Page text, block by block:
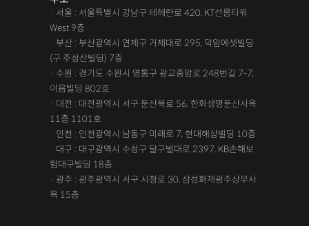
· 서울 : 서울특별시 강남구 테헤란로 420, KT선릉타워
West 9층
· 부산 : 부산광역시 연제구 거제대로 295, 덕암에셋빌딩
(구 주성산빌딩) 7층
· 수원 : 경기도 수원시 영통구 광교중앙로 248번길 7-7,
이음빌딩 802호
· 대전 : 대전광역시 서구 둔산북로 56, 한화생명둔산사옥
11층 1101호
· 인천 : 인천광역시 남동구 미래로 7, 현대해상빌딩 10층
· 대구 : 대구광역시 수성구 달구벌대로 2397, KB손해보
험대구빌딩 18층
· 광주 : 광주광역시 서구 시청로 30, 삼성화재광주상무사
옥 15층